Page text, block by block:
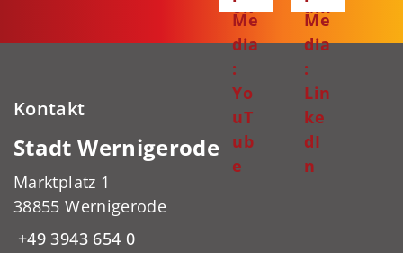
ok
am
Me
dia
:
Yo
uT
ub
e
Me
dia
:
Lin
ke
dI
n
Kontakt
Stadt Wernigerode
Marktplatz 1
38855 Wernigerode
+49 3943 654 0